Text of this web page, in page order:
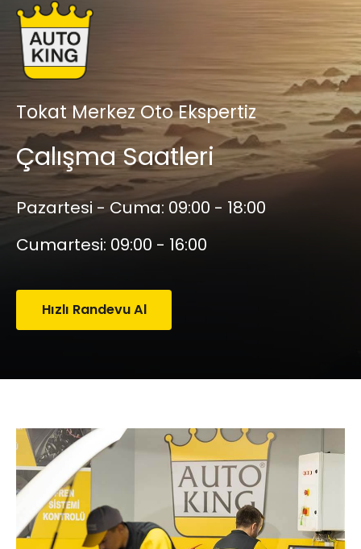
Tokat Merkez Oto Ekspertiz
Çalışma Saatleri
Pazartesi - Cuma: 09:00 - 18:00
Cumartesi: 09:00 - 16:00
Hızlı Randevu Al